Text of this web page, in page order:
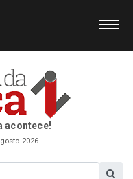
acontece!
2026